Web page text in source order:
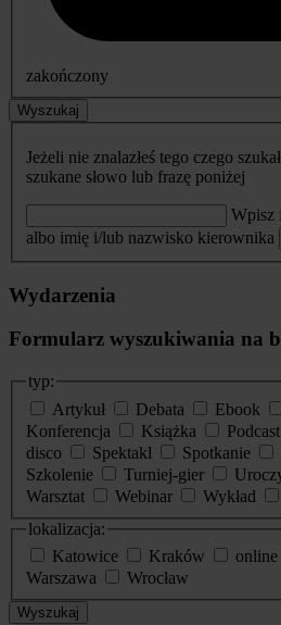
zakończony
Wyszukaj
Jeżeli nie znalazłeś tego czego
szukane słowo lub frazę poniżej
Wpisz
albo imię i/lub nazwisko kierownika
Wydarzenia
Formularz wyszukiwania na
typ:
Artykuł
Debata Ebook
Konferencja
Książka Podcast
disco
Spektakl Spotkanie
Szkolenie
Turniej-gier
Warsztat
Webinar Wykład
lokalizacja:
Katowice
Kraków online
Warszawa
Wrocław
Wyszukaj